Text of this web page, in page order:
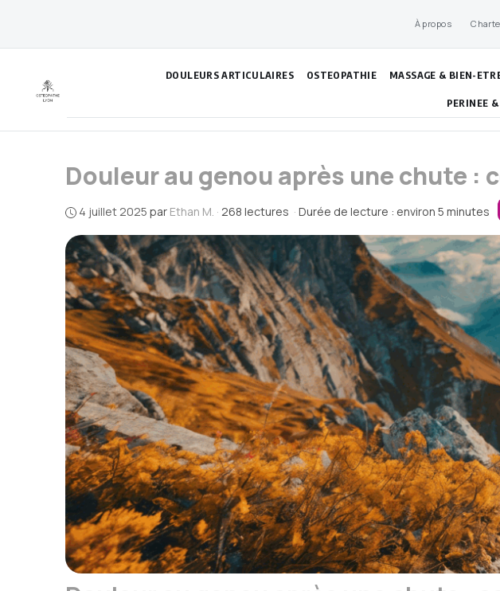
contenu
À propos
DOULEURS ARTICULAIRES OSTEOPATHIE MASSAGE & BIEN-
PERINEE
Douleur au genou après une chute :
4 juillet 2025 par Ethan M. · 268 lectures · Durée de lecture : environ 5 minutes